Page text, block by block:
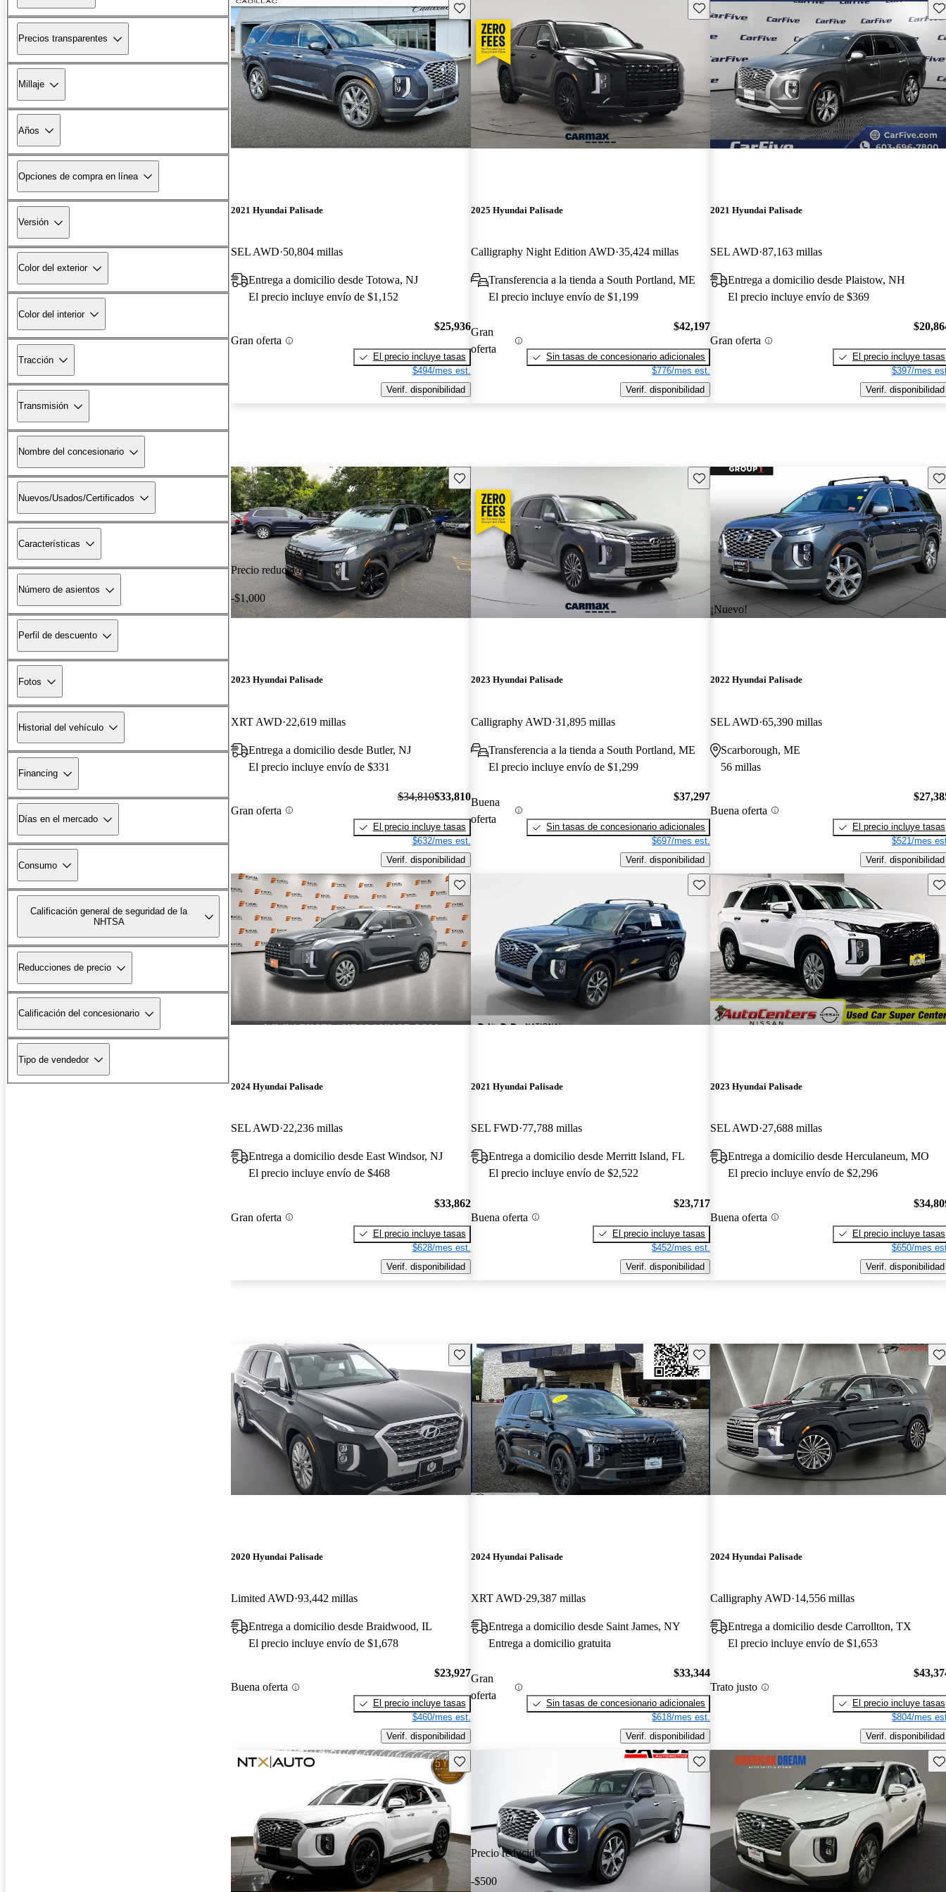
Precios transparentes
Millaje
Años
Opciones de compra en línea
Versión
Color del exterior
Color del interior
Tracción
Transmisión
Nombre del concesionario
Nuevos/Usados/Certificados
Características
Número de asientos
Perfil de descuento
Fotos
Historial del vehículo
Financing
Días en el mercado
Consumo
Calificación general de seguridad de la
NHTSA
Reducciones de precio
Calificación del concesionario
Tipo de vendedor
Guarda este Aviso
2021 Hyundai Palisade
SEL AWD 50,804 millas
Entrega a domicilio desde Totowa, NJ
El precio incluye envío de $1,152
Gran oferta
$25,936
El precio incluye tasas
$494/mes est.
Verif. disponibilidad
Guarda este Aviso
2025 Hyundai Palisade
Calligraphy Night Edition AWD 35,424 millas
Transferencia a la tienda a South Portland, ME
El precio incluye envío de $1,199
Gran
oferta
$42,197
Sin tasas de concesionario adicionales
$776/mes est.
Verif. disponibilidad
2021 Hyundai Palisade
SEL AWD 87,163 millas
Entrega a domicilio desde Plaistow, NH
El precio incluye envío de $369
Gran oferta
El precio incluye tasas
$397/mes
Verif. disponibilidad
Precio reducido
-$1,000
Guarda este Aviso
2023 Hyundai Palisade
XRT AWD 22,619 millas
Entrega a domicilio desde Butler, NJ
El precio incluye envío de $331
Gran oferta
$34,810$33,810
El precio incluye tasas
$632/mes est.
Verif. disponibilidad
Guarda este Aviso
2023 Hyundai Palisade
Calligraphy AWD 31,895 millas
Transferencia a la tienda a South Portland, ME
El precio incluye envío de $1,299
Buena
oferta
$37,297
Sin tasas de concesionario adicionales
$697/mes est.
Verif. disponibilidad
¡Nuevo!
2022 Hyundai Palisade
SEL AWD 65,390 millas
Scarborough, ME
56 millas
Buena oferta
El precio incluye tasas
$521/mes
Verif. disponibilidad
Guarda este Aviso
2024 Hyundai Palisade
SEL AWD 22,236 millas
Entrega a domicilio desde East Windsor, NJ
El precio incluye envío de $468
Gran oferta
$33,862
El precio incluye tasas
$628/mes est.
Verif. disponibilidad
Guarda este Aviso
2021 Hyundai Palisade
SEL FWD 77,788 millas
Entrega a domicilio desde Merritt Island, FL
El precio incluye envío de $2,522
Buena oferta
$23,717
El precio incluye tasas
$452/mes est.
Verif. disponibilidad
2023 Hyundai Palisade
SEL AWD 27,688 millas
Entrega a domicilio desde Herculaneum, MO
El precio incluye envío de $2,296
Buena oferta
El precio incluye tasas
$650/mes
Verif. disponibilidad
Guarda este Aviso
2020 Hyundai Palisade
Limited AWD 93,442 millas
Entrega a domicilio desde Braidwood, IL
El precio incluye envío de $1,678
Buena oferta
$23,927
El precio incluye tasas
$460/mes est.
Verif. disponibilidad
Guarda este Aviso
2024 Hyundai Palisade
XRT AWD 29,387 millas
Entrega a domicilio desde Saint James, NY
Entrega a domicilio gratuita
Gran
oferta
$33,344
Sin tasas de concesionario adicionales
$618/mes est.
Verif. disponibilidad
2024 Hyundai Palisade
Calligraphy AWD 14,556 millas
Entrega a domicilio desde Carrollton, TX
El precio incluye envío de $1,653
Trato justo
El precio incluye tasas
$804/mes
Verif. disponibilidad
Guarda este Aviso
Precio reducido
-$500
Guarda este Aviso